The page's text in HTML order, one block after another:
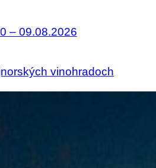
– 09.08.2026
vinohradoch